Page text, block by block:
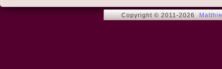
Copyright © 2011-2026